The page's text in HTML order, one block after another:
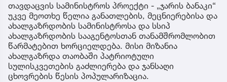
თავდაცვის სამინისტროს პროექტი - „ჯარის ბანაკი“
უკვე მეოთხე წელია განათლების, მეცნიერებისა და
ახალგაზრდობის სამინისტროსა და სსიპ
ახალგაზრდობის სააგენტოსთან თანამშრომლობით
წარმატებით ხორციელდება. მისი მიზანია
ახალგაზრდა თაობაში პატრიოტული
სულისკვეთების გაძლიერება და ჯანსაღი
ცხოვრების წესის პოპულარიზაცია.